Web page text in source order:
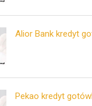
Alior Bank kredyt
Pekao kredyt